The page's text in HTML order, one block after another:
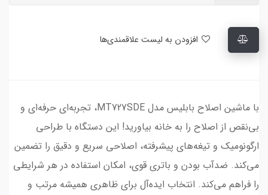
با ماشین اصلاح بابلیس مدل MT727SDE، تجربه‌ای حرفه‌ای و
بی‌نقص از اصلاح را به خانه بیاورید! این دستگاه با طراحی
ارگونومیک و تیغه‌های پیشرفته، اصلاحی سریع و دقیق را تضمین
می‌کند. ضدآب بودن و باتری قوی، امکان استفاده در هر شرایطی
را فراهم می‌کند. انتخاب ایده‌آل برای ظاهری همیشه مرتب و